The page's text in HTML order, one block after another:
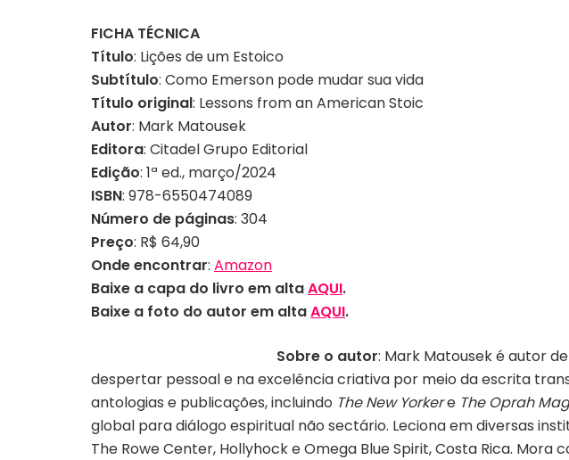
FICHA TÉCNICA
Título: Lições de um Estoico
Subtítulo: Como Emerson pode mudar sua vida
Título original: Lessons from an American Stoic
Autor: Mark Matousek
Editora: Citadel Grupo Editorial
Edição: 1ª ed., março/2024
ISBN: 978-6550474089
Número de páginas: 304
Preço: R$ 64,90
Onde encontrar: Amazon
Baixe a capa do livro em altaAQUI.
Baixe a foto do autor em altaAQUI.
Sobre o autor: Mark Matousek é autor
despertar pessoal e na excelência criativa por meio da escrita
antologias e publicações, incluindo The New Yorkere The Oprah
global para diálogo espiritual não sectário. Leciona em diversas
The Rowe Center, Hollyhock e Omega Blue Spirit, Costa Rica. Mora